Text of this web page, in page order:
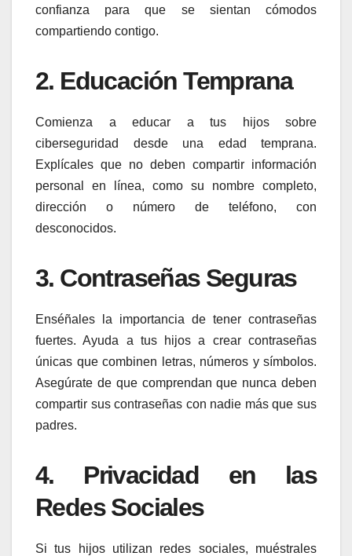
confianza para que se sientan cómodos
compartiendo contigo.
2. Educación Temprana
Comienza a educar a tus hijos sobre
ciberseguridad desde una edad temprana.
Explícales que no deben compartir información
personal en línea, como su nombre completo,
dirección o número de teléfono, con
desconocidos.
3. Contraseñas Seguras
Enséñales la importancia de tener contraseñas
fuertes. Ayuda a tus hijos a crear contraseñas
únicas que combinen letras, números y símbolos.
Asegúrate de que comprendan que nunca deben
compartir sus contraseñas con nadie más que sus
padres.
4. Privacidad en las
Redes Sociales
Si tus hijos utilizan redes sociales, muéstrales